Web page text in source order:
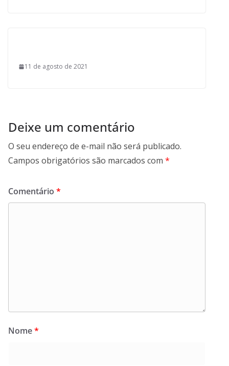
11 de agosto de 2021
Deixe um comentário
O seu endereço de e-mail não será publicado.
Campos obrigatórios são marcados com *
Comentário *
Nome*